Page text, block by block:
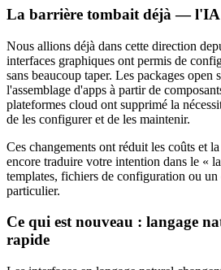
La barrière tombait déjà — l'IA
Nous allions déjà dans cette direction
interfaces graphiques ont permis de
sans beaucoup taper. Les packages open
l'assemblage d'apps à partir de
plateformes cloud ont supprimé la
de les configurer et de les maintenir.
Ces changements ont réduit les coûts et
encore traduire votre intention dans le «
templates, fichiers de configuration ou
particulier.
Ce qui est nouveau : langage
rapide